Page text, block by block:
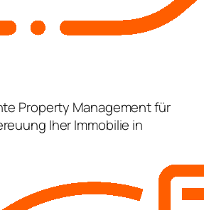
Property Management für
Iher Immobilie in